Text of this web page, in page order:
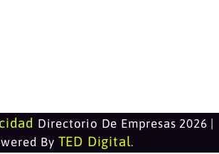
Directorio De Empresas 2026 |
By TED Digital.